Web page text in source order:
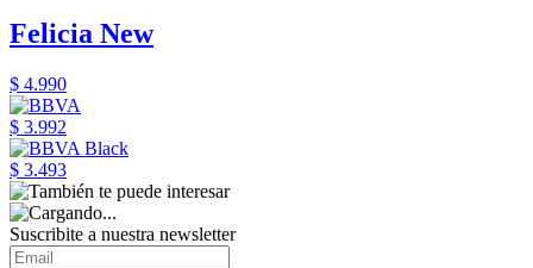
Felicia New
$ 4.990
$ 3.992
$ 3.493
Suscribite a nuestra newsletter